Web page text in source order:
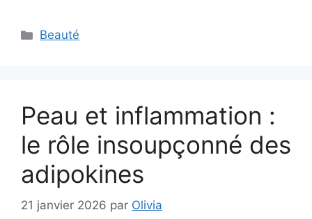
Catégories
Beauté
Peau et inflammation :
le rôle insoupçonné des
adipokines
21 janvier 2026 par Olivia